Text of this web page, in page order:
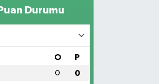
Durumu
O P
0 0